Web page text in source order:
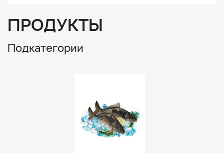
ПРОДУКТЫ
Подкатегории